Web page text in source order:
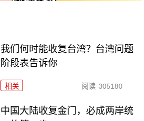
我们何时能收复台湾？台湾问题
阶段表告诉你
相关 阅读 305180
中国大陆收复金门，必成两岸统